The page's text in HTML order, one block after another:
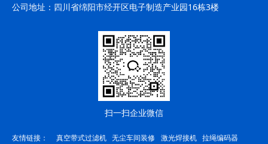
公司地址： 四川省绵阳市经开区电子制造产业园16栋3楼
扫一扫企业微信
友情链接： 真空带式过滤机 无尘车间装修 激光焊接机 拉绳编码器